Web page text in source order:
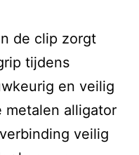
de clip zorgt
tijdens
en veilig
metalen alligator
veilig